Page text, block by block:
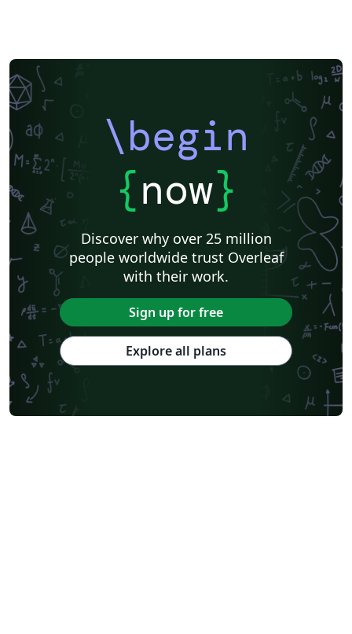
\begin
{now}
Discover why over 25 million
people worldwide trust Overleaf
with their work.
Sign up for free
Explore all plans